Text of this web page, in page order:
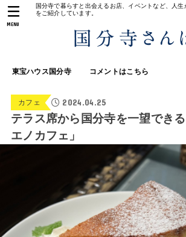
国分寺で暮らすと出会えるお店、イベントなど、人生
をご紹介しています。
東宝ハウス国分寺 コメントはこちら
MENU
カフェ 2024.04.25
テラス席から国分寺を一望でき
エノカフェ」